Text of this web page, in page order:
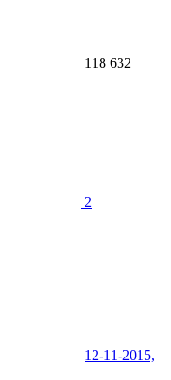
118 632
2
12-11-2015,